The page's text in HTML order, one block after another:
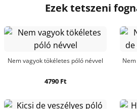
Ezek tetszeni
Nem vagyok tökéletes póló névvel
4790 Ft